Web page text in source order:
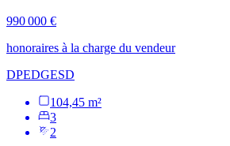
990 000 €
honoraires à la charge du vendeur
DPEDGESD
104,45 m²
3
2